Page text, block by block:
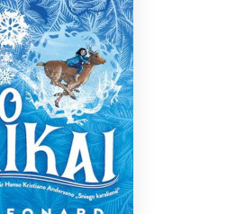
+370 667 80 541
info@elvislab.lt